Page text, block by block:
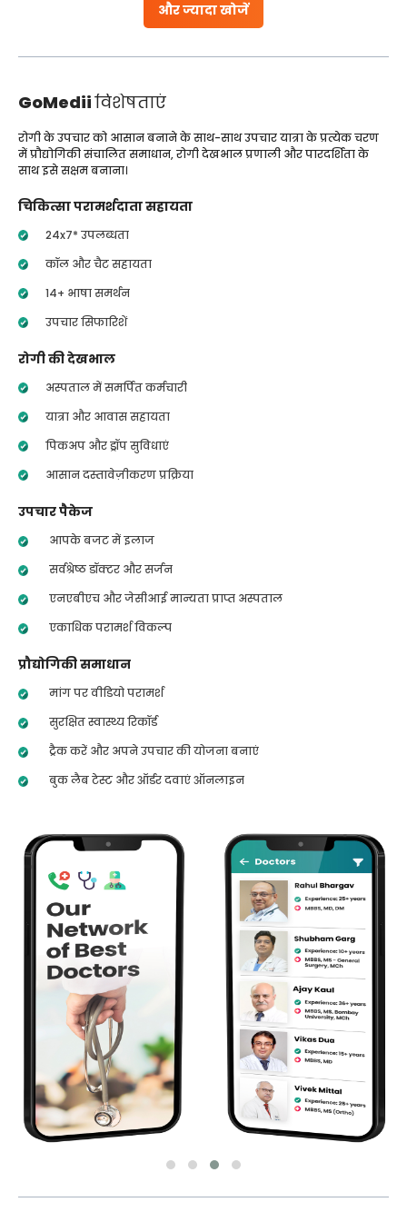
और ज्यादा खोजें
GoMediiविशेषताएं
रोगी के उपचार को आसान बनाने के साथ-साथ उपचार यात्रा के प्रत्येक चरण
में प्रौद्योगिकी संचालित समाधान, रोगी देखभाल प्रणाली और पारदर्शिता के
साथ इसे सक्षम बनाना।
चिकित्सा परामर्शदाता सहायता
24x7* उपलब्धता
कॉल और चैट सहायता
14+ भाषा समर्थन
उपचार सिफारिशें
रोगी की देखभाल
अस्पताल में समर्पित कर्मचारी
यात्रा और आवास सहायता
पिकअप और ड्रॉप सुविधाएं
आसान दस्तावेज़ीकरण प्रक्रिया
उपचार पैकेज
आपके बजट में इलाज
सर्वश्रेष्ठ डॉक्टर और सर्जन
एनएबीएच और जेसीआई मान्यता प्राप्त अस्पताल
एकाधिक परामर्श विकल्प
प्रौद्योगिकी समाधान
मांग पर वीडियो परामर्श
सुरक्षित स्वास्थ्य रिकॉर्ड
ट्रैक करें और अपने उपचार की योजना बनाएं
बुक लैब टेस्ट और ऑर्डर दवाएं ऑनलाइन